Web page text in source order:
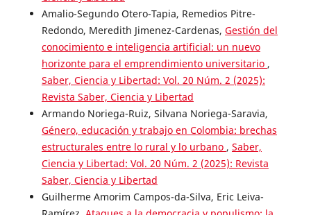
Amalio-Segundo Otero-Tapia, Remedios Pitre-
Redondo, Meredith Jimenez-Cardenas, Gestión del
conocimiento e inteligencia artificial: un nuevo
horizonte para el emprendimiento universitario ,
Saber, Ciencia y Libertad: Vol. 20 Núm. 2 (2025):
Revista Saber, Ciencia y Libertad
Armando Noriega-Ruiz, Silvana Noriega-Saravia,
Género, educación y trabajo en Colombia: brechas
estructurales entre lo rural y lo urbano , Saber,
Ciencia y Libertad: Vol. 20 Núm. 2 (2025): Revista
Saber, Ciencia y Libertad
Guilherme Amorim Campos-da-Silva, Eric Leiva-